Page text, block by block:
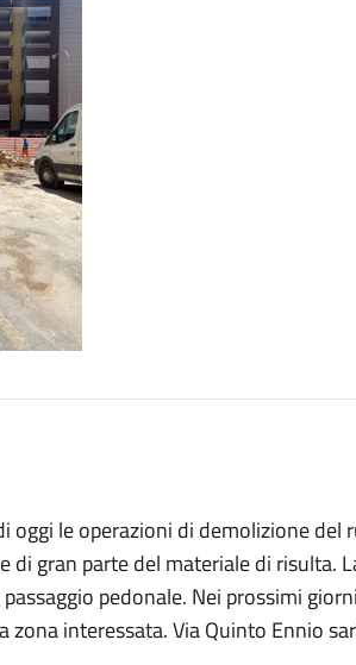
le operazioni di demolizione del
di gran parte del materiale di risulta.
pedonale. Nei prossimi
zona interessata. Via Quinto Ennio